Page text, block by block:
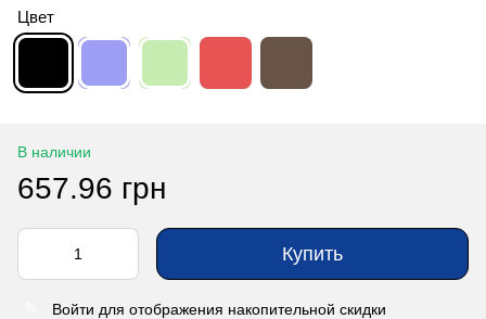
Цвет
В наличии
657.96 грн
Купить
Войти для отображения накопительной скидки